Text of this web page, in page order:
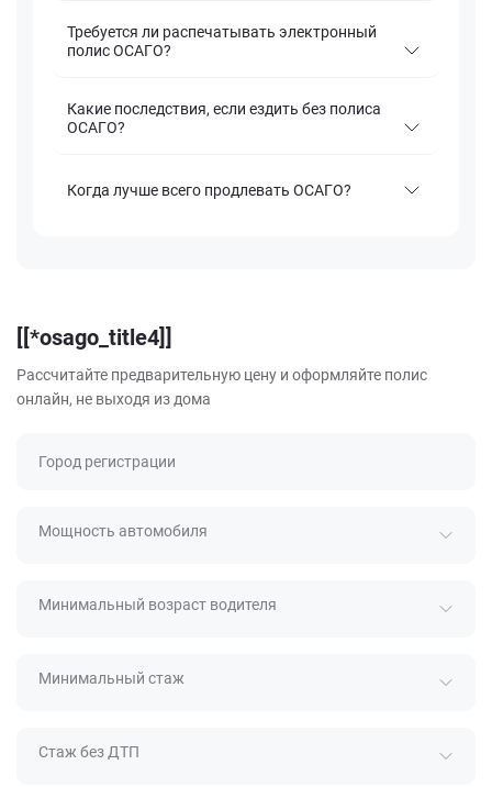
Требуется ли распечатывать электронный
полис ОСАГО?
Какие последствия, если ездить без полиса
ОСАГО?
Когда лучше всего продлевать ОСАГО?
[[*osago_title4]]
Рассчитайте предварительную цену и оформляйте полис
онлайн, не выходя из дома
Город регистрации
Мощность автомобиля
Минимальный возраст водителя
Минимальный стаж
Стаж без ДТП